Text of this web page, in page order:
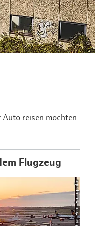
Auto reisen möchten
Flugzeug
© Matthias Pens Fotografie